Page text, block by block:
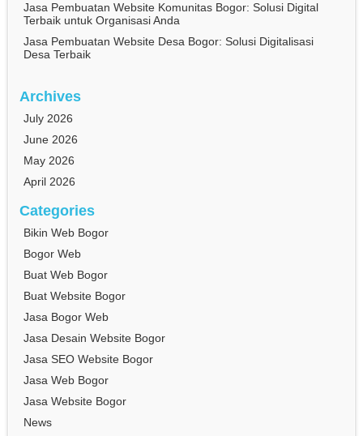
Jasa Pembuatan Website Komunitas Bogor: Solusi Digital
Terbaik untuk Organisasi Anda
Jasa Pembuatan Website Desa Bogor: Solusi Digitalisasi
Desa Terbaik
Archives
July 2026
June 2026
May 2026
April 2026
Categories
Bikin Web Bogor
Bogor Web
Buat Web Bogor
Buat Website Bogor
Jasa Bogor Web
Jasa Desain Website Bogor
Jasa SEO Website Bogor
Jasa Web Bogor
Jasa Website Bogor
News